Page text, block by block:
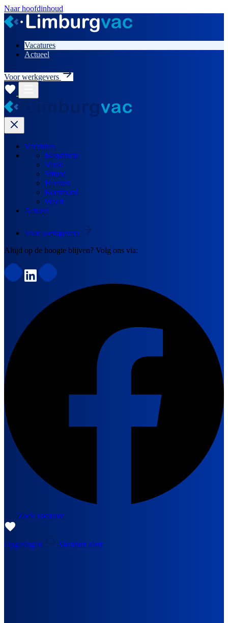
Naar hoofdinhoud
Vacatures
Actueel
Voor werkgevers
Vacatures
Maastricht
Venlo
Sittard
Heerlen
Roermond
Weert
Actueel
Voor werkgevers
Altijd op de hoogte blijven? Volg ons via:
Zoek vacature
Opgeslagen Vacature alert